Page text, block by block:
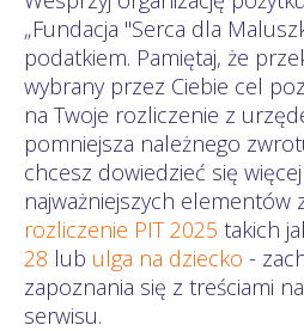
„Fundacja "Serca dla
podatkiem. Pamiętaj, że
wybrany przez Ciebie cel
na Twoje rozliczenie z
pomniejsza należnego
chcesz dowiedzieć się
najważniejszych elementów
rozliczenie PIT 2025 takich
28 lub ulga na dziecko -
zapoznania się z treściami
serwisu.